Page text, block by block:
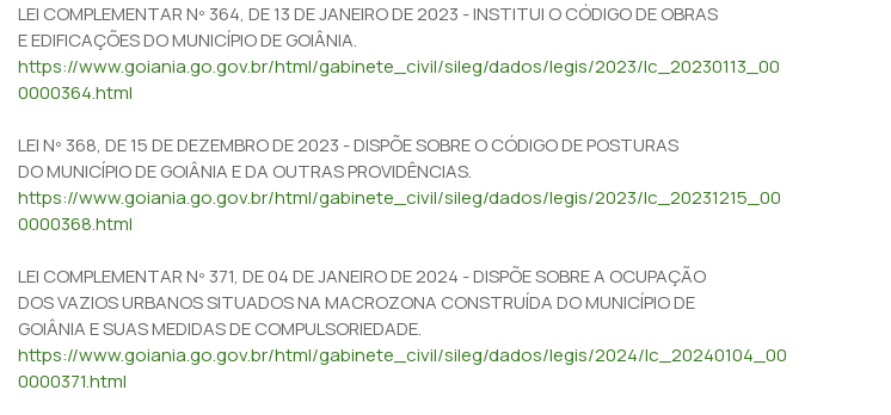
LEI COMPLEMENTAR Nº 364, DE 13 DE JANEIRO DE 2023 - INSTITUI O CÓDIGO DE OBRAS
E EDIFICAÇÕES DO MUNICÍPIO DE GOIÂNIA.
https://www.goiania.go.gov.br/html/gabinete_civil/sileg/dados/legis/2023/lc_20230113_00
0000364.html
LEI Nº 368, DE 15 DE DEZEMBRO DE 2023 - DISPÕE SOBRE O CÓDIGO DE POSTURAS
DO MUNICÍPIO DE GOIÂNIA E DA OUTRAS PROVIDÊNCIAS.
https://www.goiania.go.gov.br/html/gabinete_civil/sileg/dados/legis/2023/lc_20231215_00
0000368.html
LEI COMPLEMENTAR Nº 371, DE 04 DE JANEIRO DE 2024 - DISPÕE SOBRE A OCUPAÇÃO
DOS VAZIOS URBANOS SITUADOS NA MACROZONA CONSTRUÍDA DO MUNICÍPIO DE
GOIÂNIA E SUAS MEDIDAS DE COMPULSORIEDADE.
https://www.goiania.go.gov.br/html/gabinete_civil/sileg/dados/legis/2024/lc_20240104_00
0000371.html